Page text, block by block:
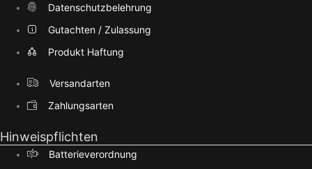
Datenschutzbelehrung
Gutachten / Zulassung
Produkt Haftung
Versandarten
Zahlungsarten
Hinweispflichten
Batterieverordnung